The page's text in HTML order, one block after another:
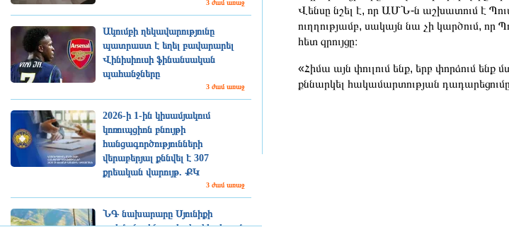
3 ժամ առաջ
Ակումբի ղեկավարությունը
պատրաստ է եղել բավարարել
Վինիսիուսի ֆինանսական
պահանջները
3 ժամ առաջ
2026-ի 1-ին կիսամյակում
կոռուպցիոն բնույթի
հանցագործությունների
վերաբերյալ քննվել է 307
քրեական վարույթ. ՔԿ
3 ժամ առաջ
ՆԳ նախարարը Սյունիքի
սահմանային պահակակետերում
Վենսը նշել է, որ ԱՄՆ-ն աշխատում է
ուղղությամբ, սակայն նա չի կարծում,
հետ զրույցը։
«Հիմա այն փուլում ենք, երբ փորձում
քննարկել հակամարտության